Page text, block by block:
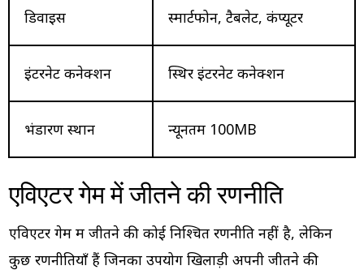
डिवाइस स्मार्टफोन, टैबलेट, कंप्यूटर
इंटरनेट कनेक्शन स्थिर इंटरनेट कनेक्शन
भंडारण स्थान न्यूनतम 100MB
एविएटर गेम में जीतने की रणनीति
एविएटर गेम में जीतने की कोई निश्चित रणनीति नहीं है, लेकिन
कुछ रणनीतियाँ हैं जिनका उपयोग खिलाड़ी अपनी जीतने की